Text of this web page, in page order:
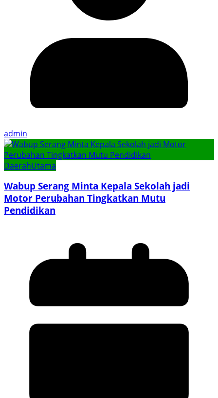
admin
DaerahUtama
Wabup Serang Minta Kepala Sekolah jadi
Motor Perubahan Tingkatkan Mutu
Pendidikan